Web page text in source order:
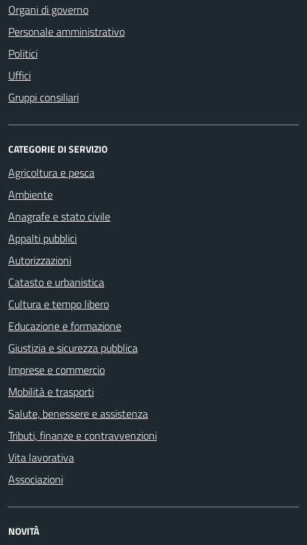
Organi di governo
Personale amministrativo
Politici
Uffici
Gruppi consiliari
CATEGORIE DI SERVIZIO
Agricoltura e pesca
Ambiente
Anagrafe e stato civile
Appalti pubblici
Autorizzazioni
Catasto e urbanistica
Cultura e tempo libero
Educazione e formazione
Giustizia e sicurezza pubblica
Imprese e commercio
Mobilità e trasporti
Salute, benessere e assistenza
Tributi, finanze e contravvenzioni
Vita lavorativa
Associazioni
NOVITÀ